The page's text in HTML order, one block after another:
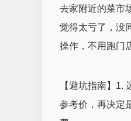
去家附近的菜市
觉得太亏了，没
操作，不用跑门
【避坑指南】1.
参考价，再决定